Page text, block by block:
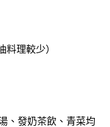
料理較少）
、發奶茶飲、青菜均